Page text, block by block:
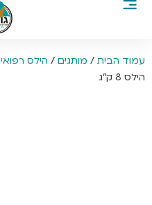
עמוד הבית / מותגים / הילס רפואי
הילס 8 ק”ג